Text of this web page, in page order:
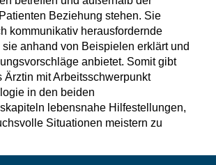
Beziehung stehen. Sie
kommunikativ herausfordernde
anhand von Beispielen erklärt und
anbietet. Somit gibt
Ärztin mit Arbeitsschwerpunkt
in den beiden
lebensnahe Hilfestellungen,
Situationen meistern zu